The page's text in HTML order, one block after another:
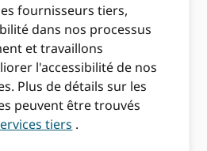
fournisseurs tiers,
dans nos processus
et travaillons
l'accessibilité de nos
Plus de détails sur les
peuvent être trouvés
tiers .